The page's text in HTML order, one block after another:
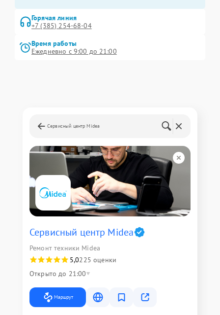
Горячая линия
+7 (385) 254-68-04
Время работы
Ежедневно с 9:00 до 21:00
Сервисный центр Midea
Сервисный центр Midea
Ремонт техники Midea
5,0225 оценки
Открыто до 21:00
Маршрут